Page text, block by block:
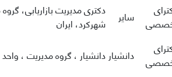
سایر
دکتری مدیریت بازاریابی،
شهرکرد، ایران
دانشیار دانشیار ، گروه مدیریت ،